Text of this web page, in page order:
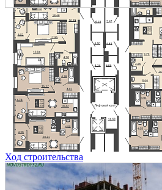
Ход строительства